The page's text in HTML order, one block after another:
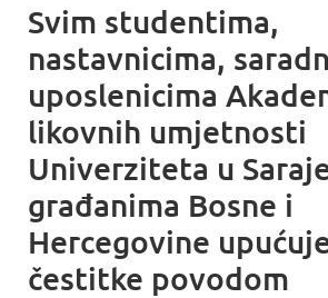
Svim studentima,
nastavnicima,
uposlenicima
likovnih umjetnosti
Univerziteta u
građanima Bosne i
Hercegovine
čestitke povodom